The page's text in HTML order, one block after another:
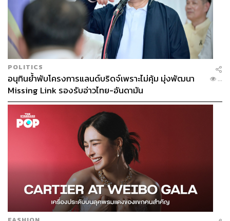
จิบยาวๆ แบบติดลมกับ Abs for Summer
POLITICS
อนุทินย้ำพับโครงการแลนด์บริดจ์เพราะไม่คุ้ม มุ่งพัฒนา
Missing Link รองรับอ่าวไทย-อันดามัน
...